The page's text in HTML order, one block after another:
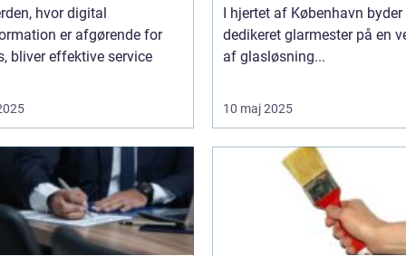
hvor digital
er afgørende for
bliver effektive service
I hjertet af København byder
dedikeret glarmester på en
af glasløsning...
10 maj 2025